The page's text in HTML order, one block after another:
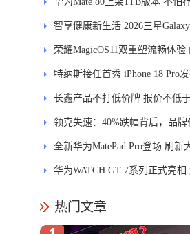
智享健康新生活 2026三星
式开售
荣耀MagicOS11双重塑流畅体
特纳斯接任首秀 iPhone 18 Pro
长鑫产品不打低价牌 报价不低
士
领克失速：40%跌幅背后，品
释
全新华为MatePad Pro登场 刷新
录
华为WATCH GT 7系列正式亮
热门文章